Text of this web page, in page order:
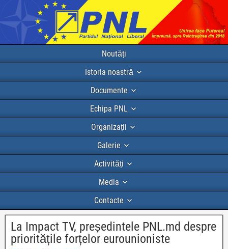
Noutăți
Istoria noastră
Documente
Echipa PNL
Organizații
Galerie
Activități
Media
Contacte
La Impact TV, președintele PNL.md despre
prioritățile forțelor eurounioniste